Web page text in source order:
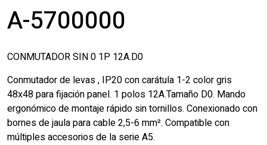
A-5700000
CONMUTADOR SIN 0 1P 12A.D0
Conmutador de levas , IP20 con carátula 1-2 color gris
48x48 para fijación panel. 1 polos 12A.Tamaño D0. Mando
ergonómico de montaje rápido sin tornillos. Conexionado con
bornes de jaula para cable 2,5-6 mm². Compatible con
múltiples accesorios de la serie A5.